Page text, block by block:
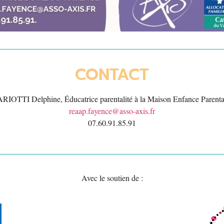
CONTACT
Delphine, Éducatrice parentalité à la Maison Enfance
reaap.fayence@asso-axis.fr
07.60.91.85.91
Avec le soutien de :